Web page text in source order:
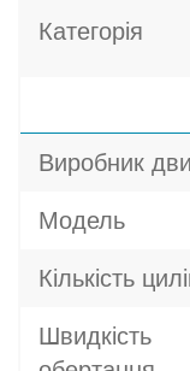
Категорія
Виробник
Модель
Кількість
Швидкість